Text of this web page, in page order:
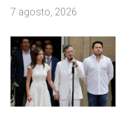
7 agosto, 2026